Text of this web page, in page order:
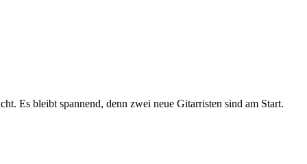
Es bleibt spannend, denn zwei neue Gitarristen sind am Start.